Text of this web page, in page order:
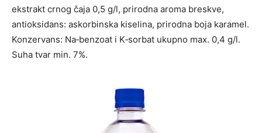
ekstrakt crnog čaja 0,5 g/l, prirodna aroma breskve,
antioksidans: askorbinska kiselina, prirodna boja karamel.
Konzervans: Na‑benzoat i K‑sorbat ukupno max. 0,4 g/l.
Suha tvar min. 7%.